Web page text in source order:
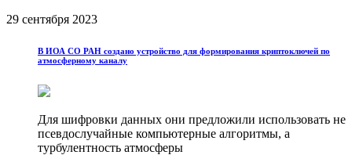
29 сентября 2023
В ИОА СО РАН создано устройство для формирования криптоключей по
атмосферному каналу
Для шифровки данных они предложили использовать не
псевдослучайные компьютерные алгоритмы, а
турбулентность атмосферы